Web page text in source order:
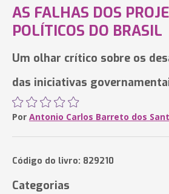
AS FALHAS DOS
POLÍTICOS DO BRASIL
Um olhar crítico sobre os
das iniciativas
Por Antonio Carlos Barreto dos
Código do livro: 829210
Categorias